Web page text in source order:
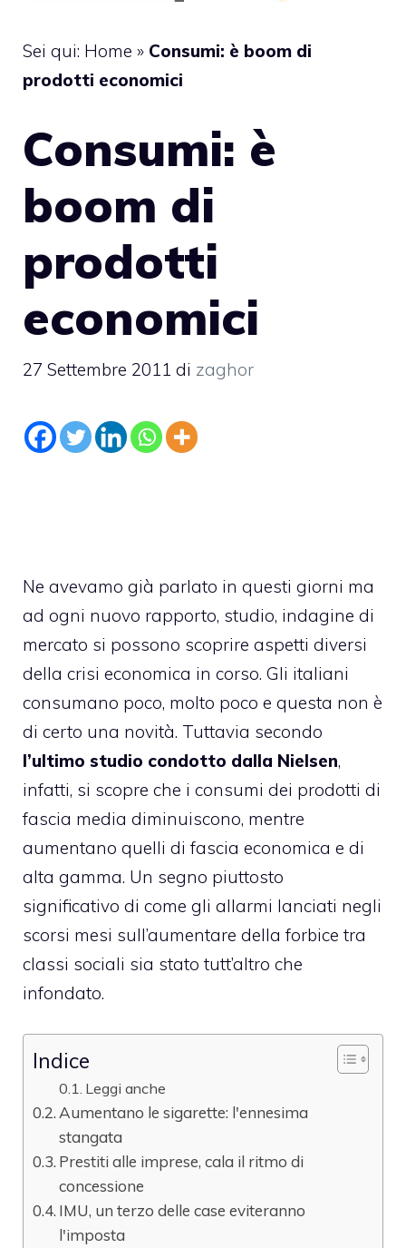
Sei qui: Home » Consumi: è boom di
prodotti economici
Consumi: è
boom di
prodotti
economici
27 Settembre 2011 di zaghor
Ne avevamo già parlato in questi giorni ma
ad ogni nuovo rapporto, studio, indagine di
mercato si possono scoprire aspetti diversi
della crisi economica in corso. Gli italiani
consumano poco, molto poco e questa non è
di certo una novità. Tuttavia secondo
l’ultimo studio condotto dalla Nielsen,
infatti, si scopre che i consumi dei prodotti di
fascia media diminuiscono, mentre
aumentano quelli di fascia economica e di
alta gamma. Un segno piuttosto
significativo di come gli allarmi lanciati negli
scorsi mesi sull’aumentare della forbice tra
classi sociali sia stato tutt’altro che
infondato.
Indice
Leggi anche
Aumentano le sigarette: l'ennesima
stangata
Prestiti alle imprese, cala il ritmo di
concessione
IMU, un terzo delle case eviteranno
l'imposta